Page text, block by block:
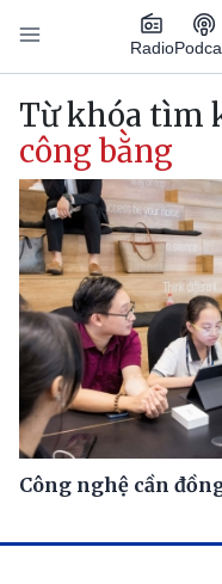
Nhảy đến nội dung
Radio
Main
Từ khóa tìm
công bằng
Công nghệ cần